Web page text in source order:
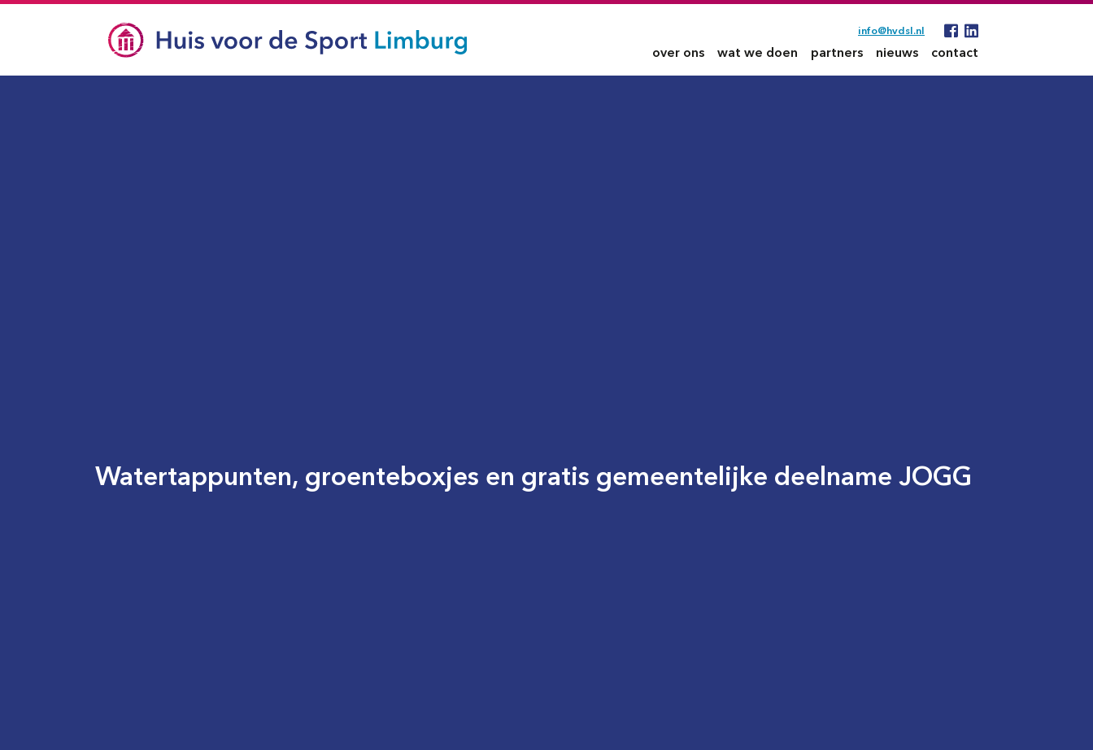
info@hvdsl.nl
over ons wat we doen partners nieuws contact
Watertappunten, groenteboxjes en gratis gemeentelijke deelname JOGG